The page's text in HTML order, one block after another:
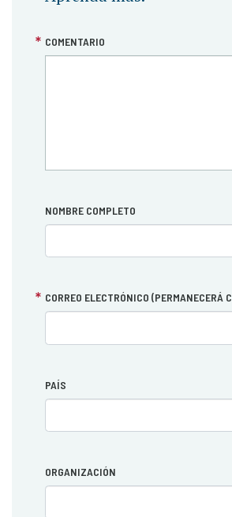
COMENTARIO
NOMBRE COMPLETO
CORREO ELECTRÓNICO (PERMANECERÁ
PAÍS
ORGANIZACIÓN